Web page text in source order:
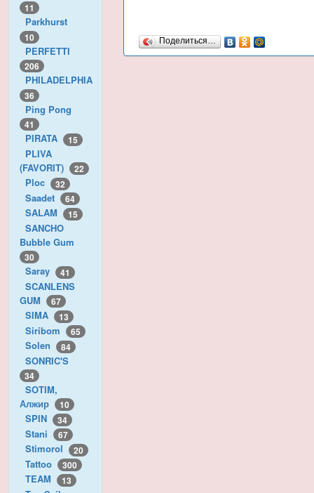
11
Parkhurst
10
PERFETTI
206
PHILADELPHIA
36
Ping Pong
41
PIRATA 15
PLIVA
(FAVORIT)
22
Ploc 32
Saadet 64
SALAM 15
SANCHO
Bubble Gum
30
Saray 41
SCANLENS
GUM
67
SIMA 13
Siribom 65
Solen 84
SONRIC'S
34
SOTIM,
Алжир
10
SPIN 34
Stani 67
Stimorol 20
Tattoo 300
TEAM 13
Поделиться…